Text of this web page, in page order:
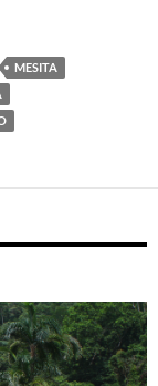
MESITA